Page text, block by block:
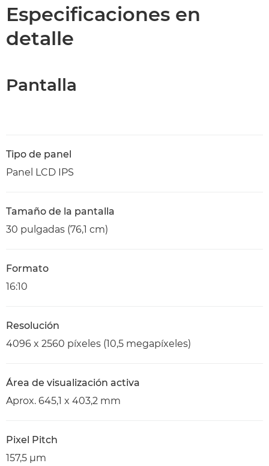
Especificaciones en
detalle
Pantalla
Tipo de panel
Panel LCD IPS
Tamaño de la pantalla
30 pulgadas (76,1 cm)
Formato
16:10
Resolución
4096 x 2560 píxeles (10,5 megapíxeles)
Área de visualización activa
Aprox. 645,1 x 403,2 mm
Pixel Pitch
157,5 µm